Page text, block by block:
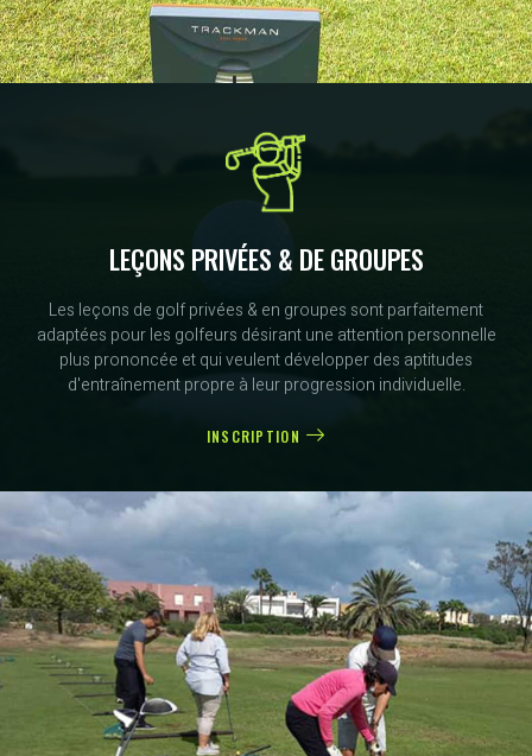
LEÇONS PRIVÉES & DE GROUPES
Les leçons de golf privées & en groupes sont parfaitement
adaptées pour les golfeurs désirant une attention personnelle
plus prononcée et qui veulent développer des aptitudes
d'entraînement propre à leur progression individuelle.
INSCRIPTION